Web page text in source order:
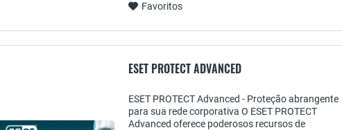
Favoritos
ESET PROTECT ADVANCED
ESET PROTECT Advanced - Proteção abrangente
para sua rede corporativa O ESET PROTECT
Advanced oferece poderosos recursos de